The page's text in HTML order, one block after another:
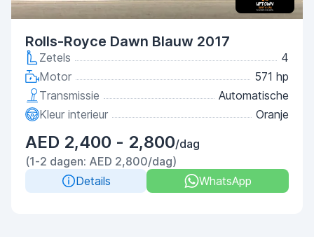
Rolls-Royce Dawn Blauw 2017
Zetels
4
Motor
571 hp
Transmissie
Automatische
Kleur interieur
Oranje
AED 2,400 - 2,800/dag
(1-2 dagen: AED 2,800/dag)
Details
WhatsApp